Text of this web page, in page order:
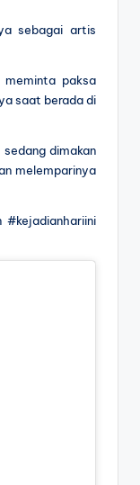
sebagai artis
meminta paksa
saat berada di
dimakan
melemparinya
#kejadianhariini